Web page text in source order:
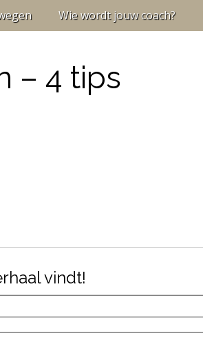
Wie wordt jouw coach?
– 4 tips
vindt!